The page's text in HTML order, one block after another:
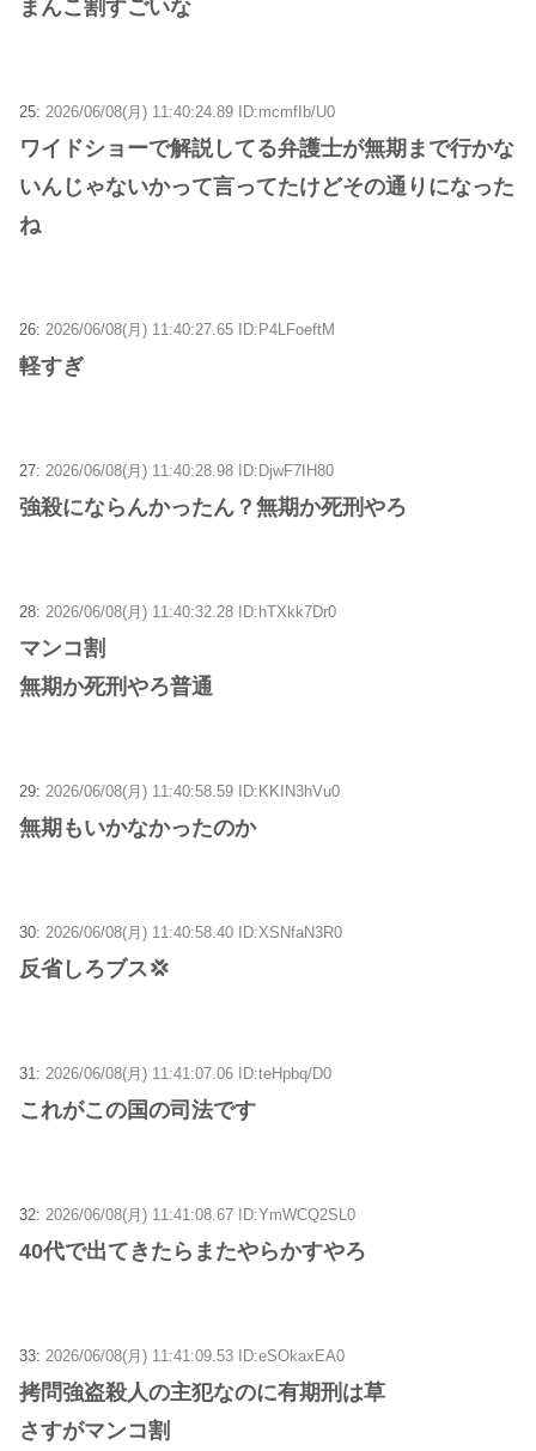
まんこ割すごいな
25: 2026/06/08(月) 11:40:24.89 ID:mcmfIb/U0
ワイドショーで解説してる弁護士が無期まで行かな
いんじゃないかって言ってたけどその通りになった
ね
26: 2026/06/08(月) 11:40:27.65 ID:P4LFoeftM
軽すぎ
27: 2026/06/08(月) 11:40:28.98 ID:DjwF7IH80
強殺にならんかったん？無期か死刑やろ
28: 2026/06/08(月) 11:40:32.28 ID:hTXkk7Dr0
マンコ割
無期か死刑やろ普通
29: 2026/06/08(月) 11:40:58.59 ID:KKIN3hVu0
無期もいかなかったのか
30: 2026/06/08(月) 11:40:58.40 ID:XSNfaN3R0
反省しろブス💢
31: 2026/06/08(月) 11:41:07.06 ID:teHpbq/D0
これがこの国の司法です
32: 2026/06/08(月) 11:41:08.67 ID:YmWCQ2SL0
40代で出てきたらまたやらかすやろ
33: 2026/06/08(月) 11:41:09.53 ID:eSOkaxEA0
拷問強盗殺人の主犯なのに有期刑は草
さすがマンコ割